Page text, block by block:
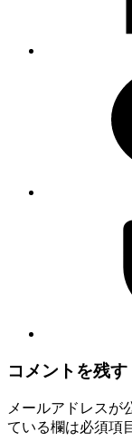
コメントを残す
メールアドレスが
ている欄は必須項